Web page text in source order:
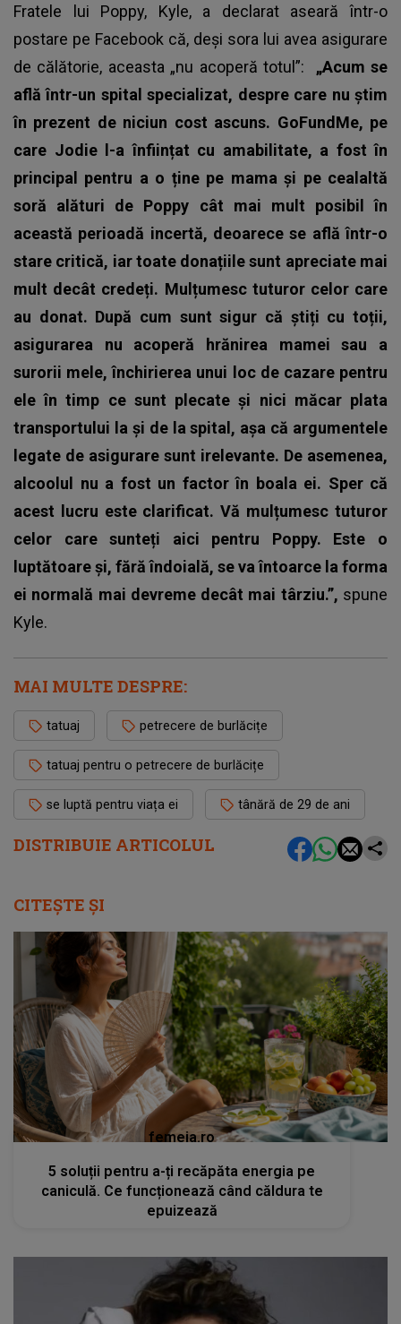
DISTRIBUIE ARTICOLUL
Fratele lui Poppy, Kyle, a declarat aseară într-o
postare pe Facebook că, deși sora lui avea asigurare
de călătorie, aceasta „nu acoperă totul”: „Acum se
află într-un spital specializat, despre care nu știm
în prezent de niciun cost ascuns. GoFundMe, pe
care Jodie l-a înființat cu amabilitate, a fost în
principal pentru a o ține pe mama și pe cealaltă
soră alături de Poppy cât mai mult posibil în
această perioadă incertă, deoarece se află într-o
stare critică, iar toate donațiile sunt apreciate mai
mult decât credeți. Mulțumesc tuturor celor care
au donat. După cum sunt sigur că știți cu toții,
asigurarea nu acoperă hrănirea mamei sau a
surorii mele, închirierea unui loc de cazare pentru
ele în timp ce sunt plecate și nici măcar plata
transportului la și de la spital, așa că argumentele
legate de asigurare sunt irelevante. De asemenea,
alcoolul nu a fost un factor în boala ei. Sper că
acest lucru este clarificat. Vă mulțumesc tuturor
celor care sunteți aici pentru Poppy. Este o
luptătoare și, fără îndoială, se va întoarce la forma
ei normală mai devreme decât mai târziu.”, spune
Kyle.
MAI MULTE DESPRE:
tatuaj petrecere de burlăcițe
tatuaj pentru o petrecere de burlăcițe
se luptă pentru viața ei tânără de 29 de ani
CITEȘTE ȘI
femeia.ro
5 soluții pentru a-ți recăpăta energia pe
caniculă. Ce funcționează când căldura te
epuizează